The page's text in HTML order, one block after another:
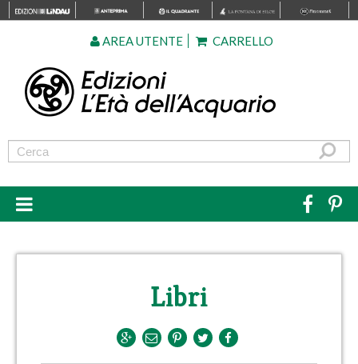
AREA UTENTE CARRELLO
Libri